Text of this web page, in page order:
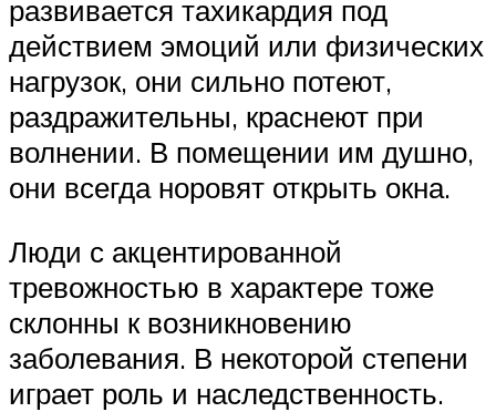
развивается тахикардия под
действием эмоций или физических
нагрузок, они сильно потеют,
раздражительны, краснеют при
волнении. В помещении им душно,
они всегда норовят открыть окна.
Люди с акцентированной
тревожностью в характере тоже
склонны к возникновению
заболевания. В некоторой степени
играет роль и наследственность.